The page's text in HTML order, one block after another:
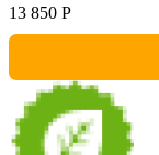
13 850 Р